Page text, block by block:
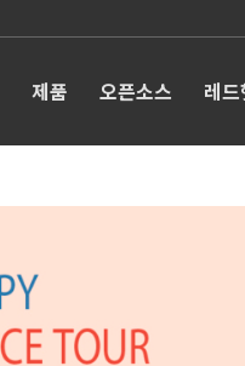
제품 오픈소스 레드